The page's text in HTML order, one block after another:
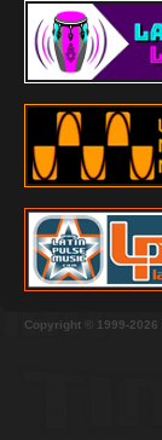
Copyright © 1999-2026